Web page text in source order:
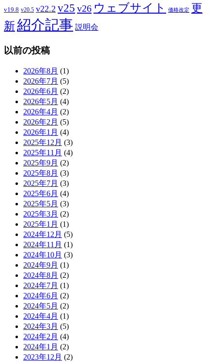
v19.8 v20.5 v22.2 v25 v26 ウェブサイト 価格改定
更
新 紹介記事 説明会
以前の投稿
2026年8月 (1)
2026年7月 (5)
2026年6月 (2)
2026年5月 (4)
2026年4月 (2)
2026年2月 (5)
2026年1月 (4)
2025年12月 (3)
2025年11月 (4)
2025年9月 (2)
2025年8月 (3)
2025年7月 (3)
2025年6月 (4)
2025年5月 (3)
2025年3月 (2)
2025年1月 (1)
2024年12月 (5)
2024年11月 (1)
2024年10月 (3)
2024年9月 (1)
2024年8月 (2)
2024年7月 (1)
2024年6月 (2)
2024年5月 (2)
2024年4月 (1)
2024年3月 (5)
2024年2月 (4)
2024年1月 (2)
2023年12月 (2)